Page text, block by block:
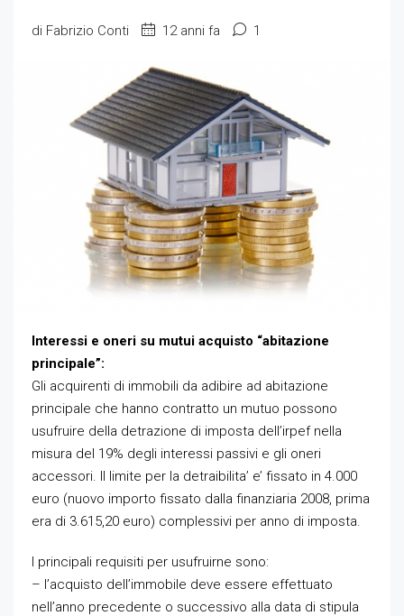
di Fabrizio Conti 12 anni fa 1
Interessi e oneri su mutui acquisto “abitazione
principale”:
Gli acquirenti di immobili da adibire ad abitazione
principale che hanno contratto un mutuo possono
usufruire della detrazione di imposta dell’irpef nella
misura del 19% degli interessi passivi e gli oneri
accessori. Il limite per la detraibilita’ e’ fissato in 4.000
euro (nuovo importo fissato dalla finanziaria 2008, prima
era di 3.615,20 euro) complessivi per anno di imposta.
I principali requisiti per usufruirne sono:
– l’acquisto dell’immobile deve essere effettuato
nell’anno precedente o successivo alla data di stipula